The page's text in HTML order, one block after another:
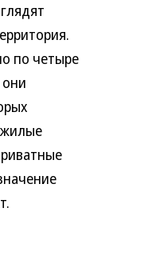
по четыре
жилые